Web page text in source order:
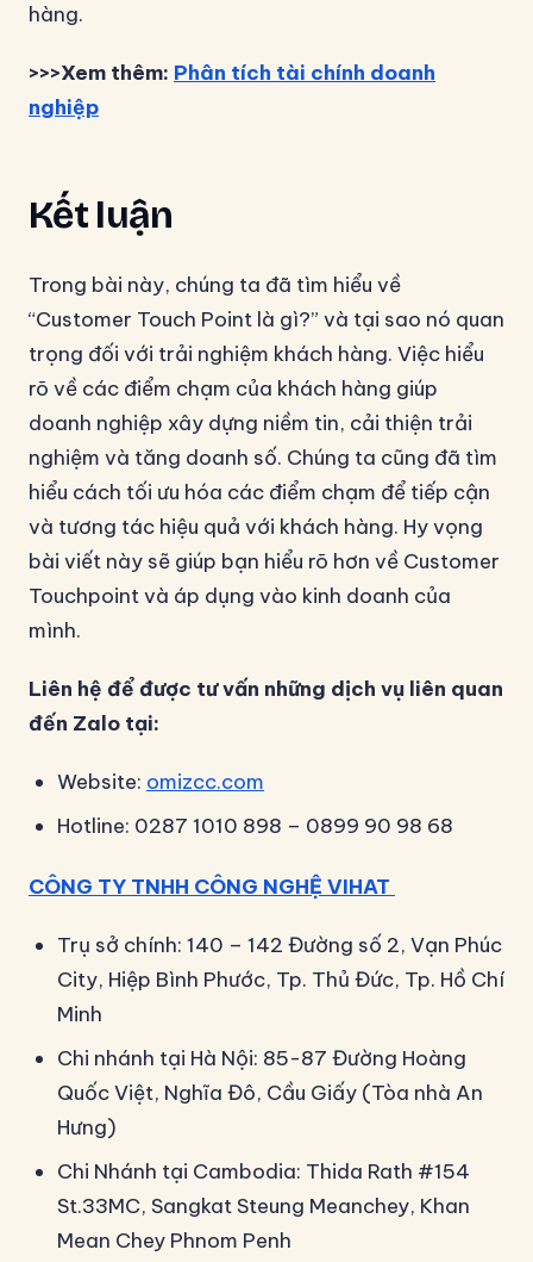
hàng.
>>>Xem thêm: Phân tích tài chính doanh
nghiệp
Kết luận
Trong bài này, chúng ta đã tìm hiểu về
“Customer Touch Point là gì?” và tại sao nó quan
trọng đối với trải nghiệm khách hàng. Việc hiểu
rõ về các điểm chạm của khách hàng giúp
doanh nghiệp xây dựng niềm tin, cải thiện trải
nghiệm và tăng doanh số. Chúng ta cũng đã tìm
hiểu cách tối ưu hóa các điểm chạm để tiếp cận
và tương tác hiệu quả với khách hàng. Hy vọng
bài viết này sẽ giúp bạn hiểu rõ hơn về Customer
Touchpoint và áp dụng vào kinh doanh của
mình.
Liên hệ để được tư vấn những dịch vụ liên quan
đến Zalo tại:
Website: omizcc.com
Hotline: 0287 1010 898 – 0899 90 98 68
CÔNG TY TNHH CÔNG NGHỆ VIHAT
Trụ sở chính: 140 – 142 Đường số 2, Vạn Phúc
City, Hiệp Bình Phước, Tp. Thủ Đức, Tp. Hồ Chí
Minh
Chi nhánh tại Hà Nội: 85-87 Đường Hoàng
Quốc Việt, Nghĩa Đô, Cầu Giấy (Tòa nhà An
Hưng)
Chi Nhánh tại Cambodia: Thida Rath #154
St.33MC, Sangkat Steung Meanchey, Khan
Mean Chey Phnom Penh